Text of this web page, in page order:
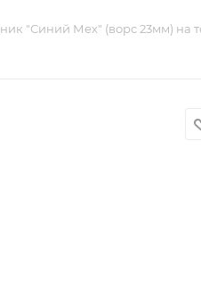
"Синий Мех" (ворс 23мм) на